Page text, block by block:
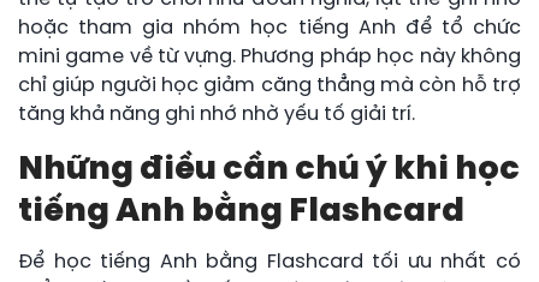
hoặc tham gia nhóm học tiếng Anh để tổ chức
mini game về từ vựng. Phương pháp học này không
chỉ giúp người học giảm căng thẳng mà còn hỗ trợ
tăng khả năng ghi nhớ nhờ yếu tố giải trí.
Những điều cần chú ý khi học
tiếng Anh bằng Flashcard
Để học tiếng Anh bằng Flashcard tối ưu nhất có